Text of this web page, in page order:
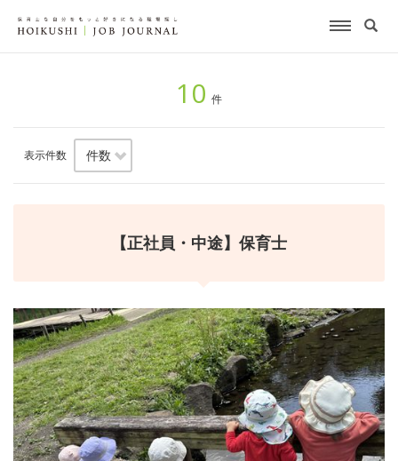
10 件
表示件数
【正社員・中途】保育士